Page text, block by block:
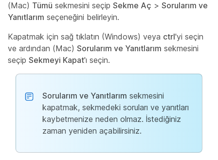
(Mac) Tümü sekmesini seçip Sekme Aç > Sorularım ve
Yanıtlarım seçeneğini belirleyin.
Kapatmak için sağ tıklatın (Windows) veya ctrl'yi seçin
ve ardından (Mac) Sorularım ve Yanıtlarım sekmesini
seçip Sekmeyi Kapat'ı seçin.
Sorularım ve Yanıtlarım sekmesini
kapatmak, sekmedeki soruları ve yanıtları
kaybetmenize neden olmaz. İstediğiniz
zaman yeniden açabilirsiniz.